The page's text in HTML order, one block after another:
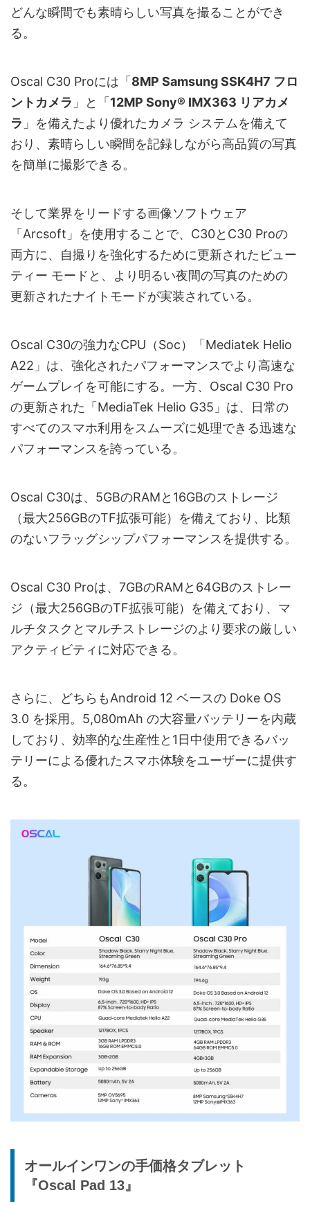
どんな瞬間でも素晴らしい写真を撮ることができ
る。
Oscal C30 Proには「 8MP Samsung SSK4H7 フロ
ントカメラ 」と「 12MP Sony® IMX363 リアカメ
ラ 」を備えたより優れたカメラ システムを備えて
おり、素晴らしい瞬間を記録しながら高品質の写真
を簡単に撮影できる。
そして業界をリードする画像ソフトウェア
「Arcsoft」を使用することで、C30とC30 Proの
両方に、自撮りを強化するために更新されたビュー
ティー モードと、より明るい夜間の写真のための
更新されたナイトモードが実装されている。
Oscal C30の強力なCPU（Soc）「Mediatek Helio
A22」は、強化されたパフォーマンスでより高速な
ゲームプレイを可能にする。一方、Oscal C30 Pro
の更新された「MediaTek Helio G35」は、日常の
すべてのスマホ利用をスムーズに処理できる迅速な
パフォーマンスを誇っている。
Oscal C30は、5GBのRAMと16GBのストレージ
（最大256GBのTF拡張可能）を備えており、比類
のないフラッグシップパフォーマンスを提供する。
Oscal C30 Proは、7GBのRAMと64GBのストレー
ジ（最大256GBのTF拡張可能）を備えており、マ
ルチタスクとマルチストレージのより要求の厳しい
アクティビティに対応できる。
さらに、どちらもAndroid 12 ベースの Doke OS
3.0 を採用。5,080mAh の大容量バッテリーを内蔵
しており、効率的な生産性と1日中使用できるバッ
テリーによる優れたスマホ体験をユーザーに提供す
る。
オールインワンの手価格タブレット
『Oscal Pad 13』